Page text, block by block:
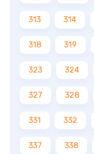
313 314
318 319
323 324
327 328
331 332
337 338